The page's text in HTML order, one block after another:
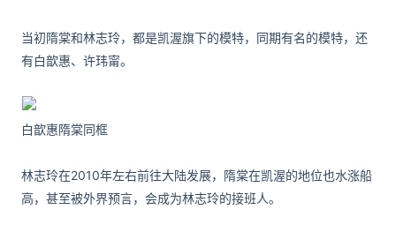
当初隋棠和林志玲，都是凯渥旗下的模特，同期有名的模特，还
有白歆惠、许玮甯。
白歆惠隋棠同框
林志玲在2010年左右前往大陆发展，隋棠在凯渥的地位也水涨船
高，甚至被外界预言，会成为林志玲的接班人。